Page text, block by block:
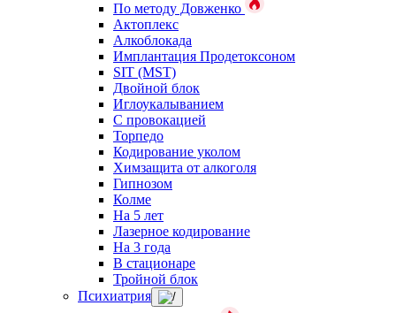
По методу Довженко
Актоплекс
Алкоблокада
Имплантация Продетоксоном
SIT (MST)
Двойной блок
Иглоукалыванием
С провокацией
Торпедо
Кодирование уколом
Химзащита от алкоголя
Гипнозом
Колме
На 5 лет
Лазерное кодирование
На 3 года
В стационаре
Тройной блок
Психиатрия